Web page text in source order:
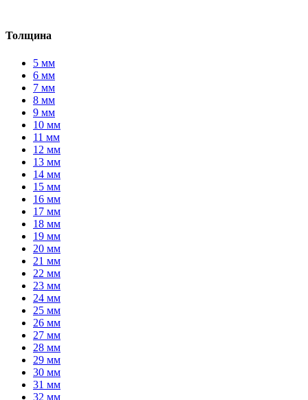
Толщина
5 мм
6 мм
7 мм
8 мм
9 мм
10 мм
11 мм
12 мм
13 мм
14 мм
15 мм
16 мм
17 мм
18 мм
19 мм
20 мм
21 мм
22 мм
23 мм
24 мм
25 мм
26 мм
27 мм
28 мм
29 мм
30 мм
31 мм
32 мм